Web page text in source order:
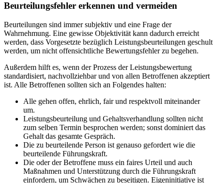
Beurteilungsfehler erkennen und vermeiden
Beurteilungen sind immer subjektiv und eine Frage der
Wahrnehmung. Eine gewisse Objektivität kann dadurch erreicht
werden, dass Vorgesetzte bezüglich Leistungsbeurteilungen geschult
werden, um nicht offensichtliche Bewertungsfehler zu begehen.
Außerdem hilft es, wenn der Prozess der Leistungsbewertung
standardisiert, nachvollziehbar und von allen Betroffenen akzeptiert
ist. Alle Betroffenen sollten sich an Folgendes halten:
Alle gehen offen, ehrlich, fair und respektvoll miteinander
um.
Leistungsbeurteilung und Gehaltsverhandlung sollten nicht
zum selben Termin besprochen werden; sonst dominiert das
Gehalt das gesamte Gespräch.
Die zu beurteilende Person ist genauso gefordert wie die
beurteilende Führungskraft.
Die oder der Betroffene muss ein faires Urteil und auch
Maßnahmen und Unterstützung durch die Führungskraft
einfordern, um Schwächen zu beseitigen. Eigeninitiative ist